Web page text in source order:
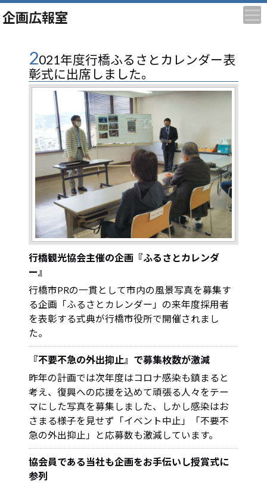
企画広報室
2021年度行橋ふるさとカレンダー表
彰式に出席しました。
行橋観光協会主催の企画『ふるさとカレンダ
ー』
行橋市PRの一貫として市内の風景写真を募集す
る企画「ふるさとカレンダー」の来年度採用者
を表彰する式典が行橋市役所で開催されまし
た。
『不要不急の外出抑止』で募集枚数が激減
昨年の計画では次年度はコロナ感染も鎮まると
考え、復興への応援を込めて頑張る人々をテー
マにした写真を募集しました、しかし感染はお
さまる様子を見せず「イベント中止」「不要不
急の外出抑止」と応募数も激減しています。
協会員である当社も企画をお手伝いし授賞式に
参列